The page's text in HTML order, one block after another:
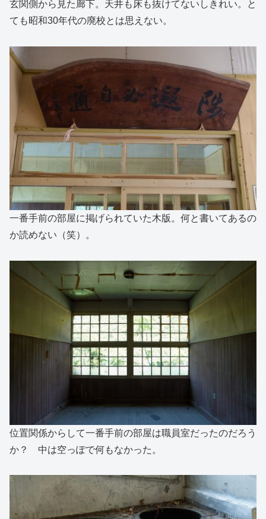
玄関側から見た廊下。天井も床も抜けてないしきれい。と
ても昭和30年代の廃校とは思えない。
一番手前の部屋に掲げられていた木版。何と書いてあるの
か読めない（笑）。
位置関係からして一番手前の部屋は職員室だったのだろう
か？ 中は空っぽで何もなかった。